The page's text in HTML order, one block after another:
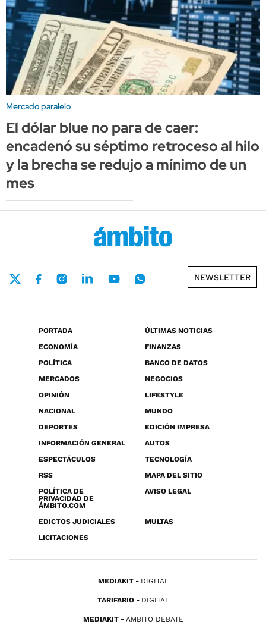
Mercado paralelo
El dólar blue no para de caer:
encadenó su séptimo retroceso al hilo
y la brecha se redujo a mínimo de un
mes
NEWSLETTER
PORTADA
ÚLTIMAS NOTICIAS
ECONOMÍA
FINANZAS
POLÍTICA
BANCO DE DATOS
MERCADOS
NEGOCIOS
OPINIÓN
LIFESTYLE
NACIONAL
MUNDO
DEPORTES
EDICIÓN IMPRESA
INFORMACIÓN GENERAL
AUTOS
ESPECTÁCULOS
TECNOLOGÍA
RSS
MAPA DEL SITIO
POLÍTICA DE
PRIVACIDAD DE
ÁMBITO.COM
AVISO LEGAL
EDICTOS JUDICIALES
MULTAS
LICITACIONES
MEDIAKIT DIGITAL
TARIFARIO DIGITAL
MEDIAKIT AMBITO DEBATE